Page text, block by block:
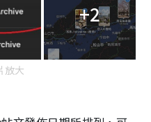
+2
放大